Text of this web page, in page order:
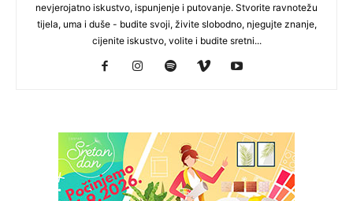
nevjerojatno iskustvo, ispunjenje i putovanje. Stvorite ravnotežu
tijela, uma i duše - budite svoji, živite slobodno, njegujte znanje,
cijenite iskustvo, volite i budite sretni...